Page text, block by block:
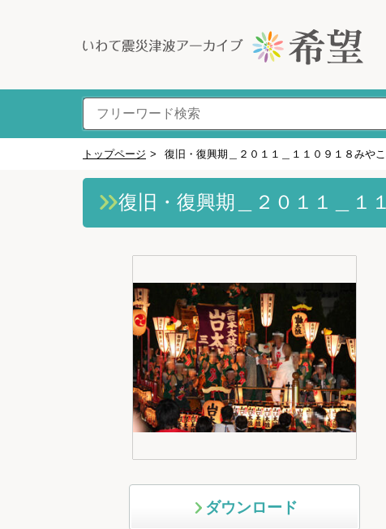
トップページ > 復旧・復興期＿２０１１＿１１０９１８みや
復旧・復興期＿２０１１＿１
ダウンロード